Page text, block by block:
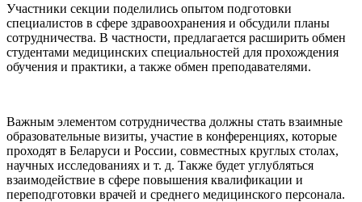
Участники секции поделились опытом подготовки
специалистов в сфере здравоохранения и обсудили планы
сотрудничества. В частности, предлагается расширить обмен
студентами медицинских специальностей для прохождения
обучения и практики, а также обмен преподавателями.
Важным элементом сотрудничества должны стать взаимные
образовательные визиты, участие в конференциях, которые
проходят в Беларуси и России, совместных круглых столах,
научных исследованиях и т. д. Также будет углубляться
взаимодействие в сфере повышения квалификации и
переподготовки врачей и среднего медицинского персонала.